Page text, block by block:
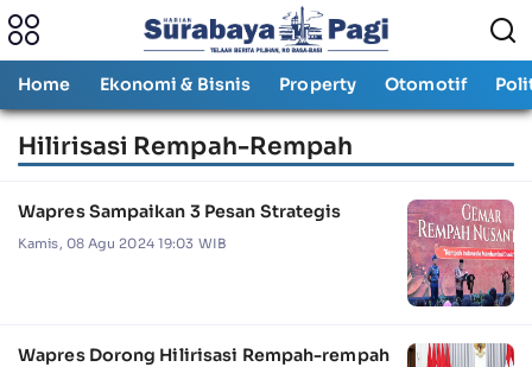
Home Ekonomi & Bisnis Property Otomotif
Hilirisasi Rempah-Rempah
Wapres Sampaikan 3 Pesan Strategis
Kamis, 08 Agu 2024 19:03 WIB
Wapres Dorong Hilirisasi Rempah-rempah